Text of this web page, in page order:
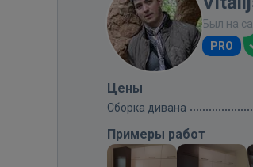
Был на
PRO
Цены
Сборка дивана
Примеры работ